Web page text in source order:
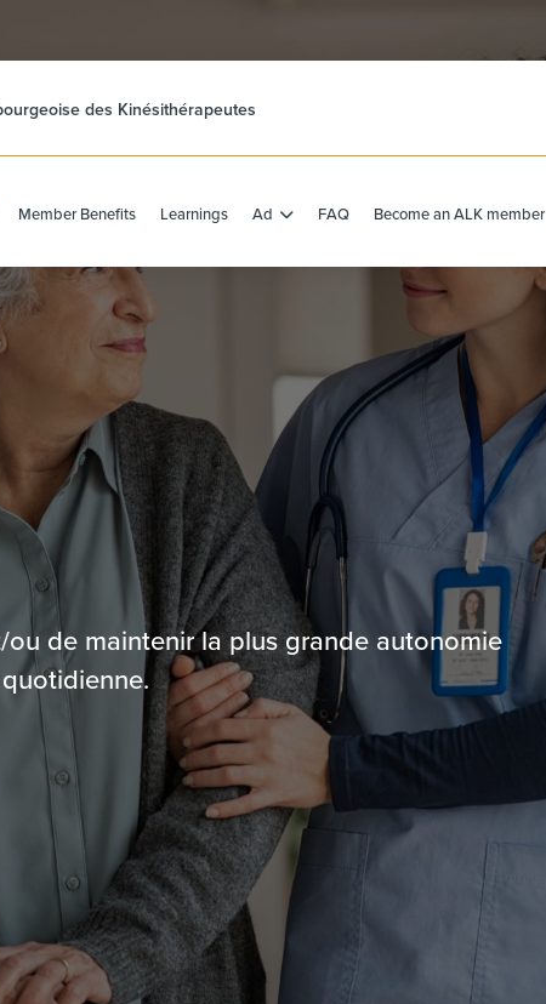
des Kinésithérapeutes
Member Benefits Learnings Ad FAQ Become an ALK member
ou de maintenir la plus grande autonomie